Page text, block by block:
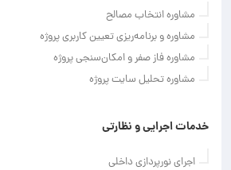
مشاوره انتخاب مصالح
مشاوره و برنامه‌ریزی تعیین کاربری پروژه
مشاوره فاز صفر و امکان‌سنجی پروژه
مشاوره تحلیل سایت پروژه
خدمات اجرایی و نظارتی
اجرای نورپردازی داخلی